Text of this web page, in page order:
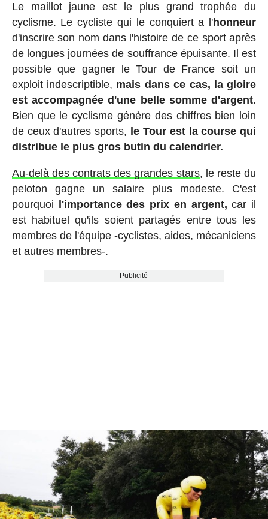
Le maillot jaune est le plus grand trophée du
cyclisme. Le cycliste qui le conquiert a l'honneur
d'inscrire son nom dans l'histoire de ce sport après
de longues journées de souffrance épuisante. Il est
possible que gagner le Tour de France soit un
exploit indescriptible, mais dans ce cas, la gloire
est accompagnée d'une belle somme d'argent.
Bien que le cyclisme génère des chiffres bien loin
de ceux d'autres sports, le Tour est la course qui
distribue le plus gros butin du calendrier.
Au-delà des contrats des grandes stars, le reste du
peloton gagne un salaire plus modeste. C'est
pourquoi
l'importance des prix en argent, car il
est habituel qu'ils soient partagés entre tous les
membres de l'équipe -cyclistes, aides, mécaniciens
et autres membres-.
Publicité